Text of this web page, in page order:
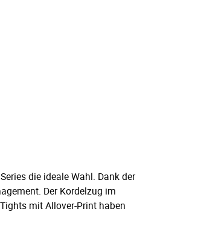
die ideale Wahl. Dank der
Der Kordelzug im
mit Allover-Print haben